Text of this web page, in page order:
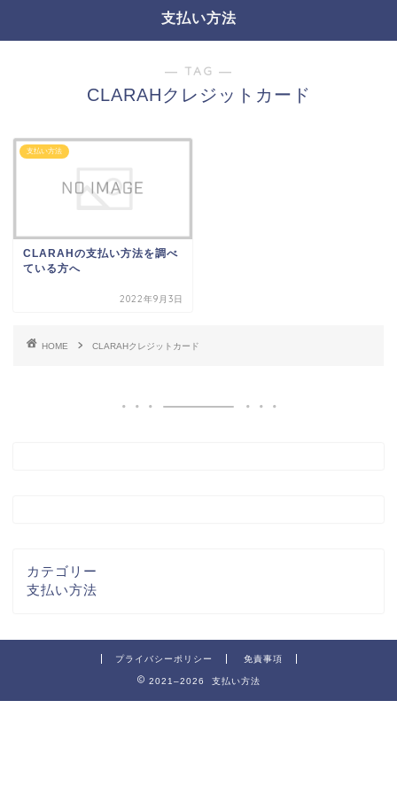
支払い方法
― TAG ―
CLARAHクレジットカード
支払い方法
CLARAHの支払い方法を調べ
ている方へ
2022年9月3日
HOME CLARAHクレジットカード
カテゴリー
支払い方法
プライバシーポリシー 免責事項
2021–2026 支払い方法